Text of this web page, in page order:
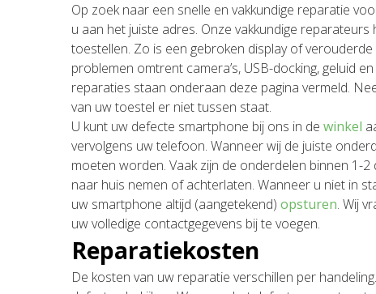
Op zoek naar een snelle en vakkundige reparatie
u aan het juiste adres. Onze vakkundige
toestellen. Zo is een gebroken display of
problemen omtrent camera’s, USB-docking, geluid
reparaties staan onderaan deze pagina vermeld.
van uw toestel er niet tussen staat.
U kunt uw defecte smartphone bij ons in de winkel
vervolgens uw telefoon. Wanneer wij de juiste
moeten worden. Vaak zijn de onderdelen binnen 1-
naar huis nemen of achterlaten. Wanneer u niet in
uw smartphone altijd (aangetekend) opsturen. Wij
uw volledige contactgegevens bij te voegen.
Reparatiekosten
De kosten van uw reparatie verschillen per